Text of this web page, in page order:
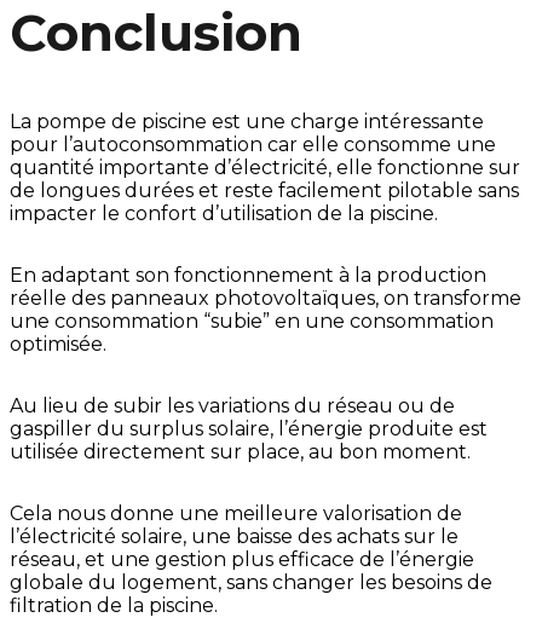
Conclusion
La pompe de piscine est une charge intéressante
pour l’autoconsommation car elle consomme une
quantité importante d’électricité, elle fonctionne sur
de longues durées et reste facilement pilotable sans
impacter le confort d’utilisation de la piscine.
En adaptant son fonctionnement à la production
réelle des panneaux photovoltaïques, on transforme
une consommation “subie” en une consommation
optimisée.
Au lieu de subir les variations du réseau ou de
gaspiller du surplus solaire, l’énergie produite est
utilisée directement sur place, au bon moment.
Cela nous donne une meilleure valorisation de
l’électricité solaire, une baisse des achats sur le
réseau, et une gestion plus efficace de l’énergie
globale du logement, sans changer les besoins de
filtration de la piscine.